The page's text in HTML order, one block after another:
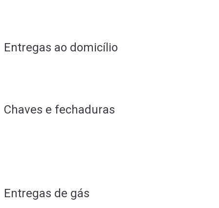
Entregas ao domicílio
Chaves e fechaduras
Entregas de gás